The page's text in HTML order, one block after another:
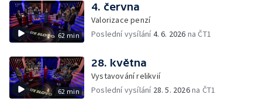
62 min
4. června
Valorizace penzí
Poslední vysílání4. 6. 2026 na ČT1
62 min
28. května
Vystavování relikvií
Poslední vysílání 28. 5. 2026na ČT1